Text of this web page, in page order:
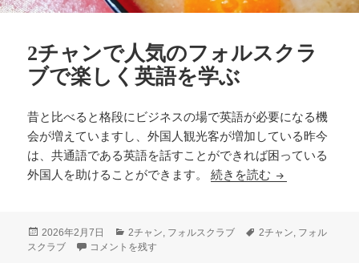
2チャンで人気のフォルスクラ
ブで楽しく英語を学ぶ
昔と比べると格段にビジネスの場で英語が必要になる機
会が増えていますし、外国人観光客が増加している昨今
は、共通語である英語を話すことができれば困っている
外国人を助けることができます。続きを読む 2チャンで人気
投
稿
2026年2月7日
カ
テ
2チャン, フォルスクラブ
タ
2チャン, フォル
スクラブ
2チャンで人気のフォルスクラブで楽しく英語を学ぶ に
コメントを残す